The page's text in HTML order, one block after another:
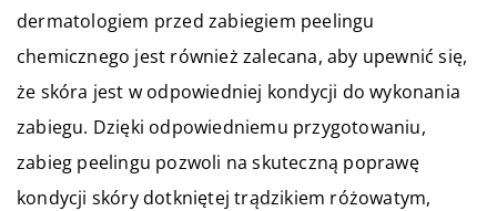
dermatologiem przed zabiegiem peelingu
chemicznego jest również zalecana, aby upewnić się,
że skóra jest w odpowiedniej kondycji do wykonania
zabiegu. Dzięki odpowiedniemu przygotowaniu,
zabieg peelingu pozwoli na skuteczną poprawę
kondycji skóry dotkniętej trądzikiem różowatym,